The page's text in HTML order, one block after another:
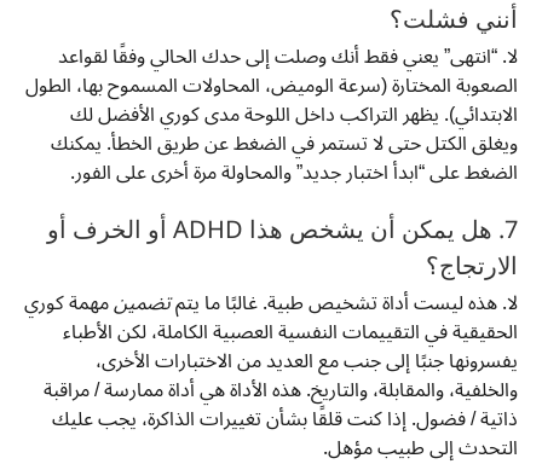
أنني فشلت؟
لا. “انتهى” يعني فقط أنك وصلت إلى حدك الحالي وفقًا لقواعد
الصعوبة المختارة (سرعة الوميض، المحاولات المسموح بها، الطول
الابتدائي). يظهر التراكب داخل اللوحة مدى كوري الأفضل لك
ويغلق الكتل حتى لا تستمر في الضغط عن طريق الخطأ. يمكنك
الضغط على “ابدأ اختبار جديد” والمحاولة مرة أخرى على الفور.
7. هل يمكن أن يشخص هذا ADHD أو الخرف أو
الارتجاج؟
لا. هذه ليست أداة تشخيص طبية. غالبًا ما يتمتضمينمهمة كوري
الحقيقية في التقييمات النفسية العصبية الكاملة، لكن الأطباء
يفسرونها جنبًا إلى جنب مع العديد من الاختبارات الأخرى،
والخلفية، والمقابلة، والتاريخ. هذه الأداة هي أداة ممارسة / مراقبة
ذاتية / فضول. إذا كنت قلقًا بشأن تغييرات الذاكرة، يجب عليك
التحدث إلى طبيب مؤهل.